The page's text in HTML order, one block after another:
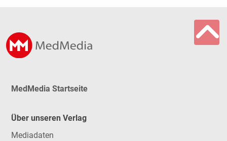
MedMedia Startseite
Über unseren Verlag
Mediadaten